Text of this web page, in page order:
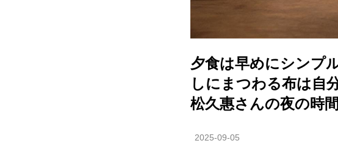
夕食は早めにシンプ
しにまつわる布は自
松久惠さんの夜の時
2025-09-05